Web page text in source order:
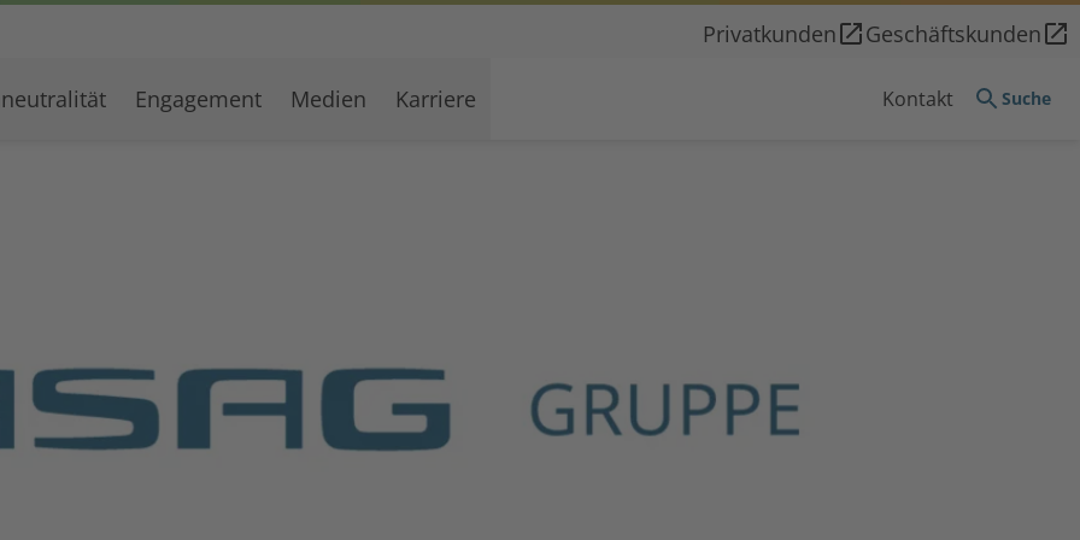
Privatkunden Geschäftskunden
Engagement Medien Karriere Kontakt Suche